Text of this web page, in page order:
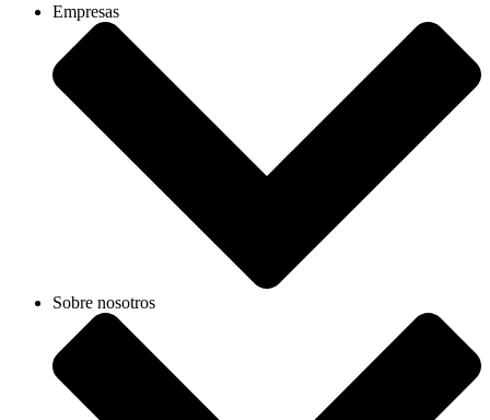
Empresas
Sobre nosotros